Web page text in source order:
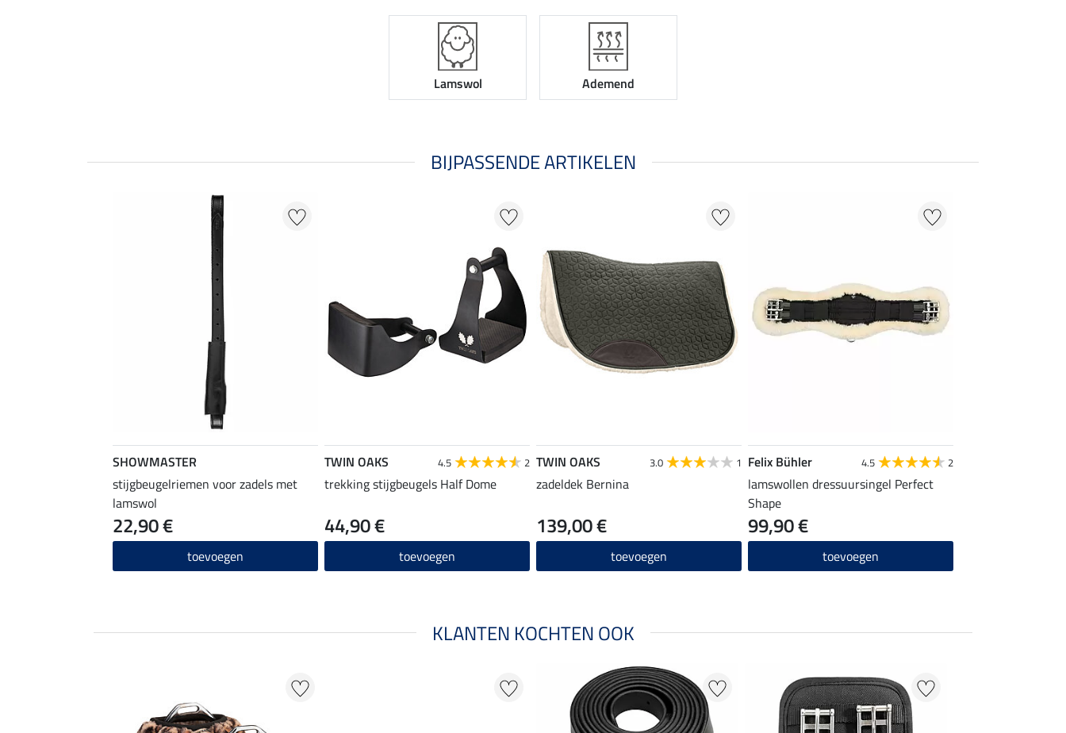
Lamswol Ademend
BIJPASSENDE ARTIKELEN
SHOWMASTER
stijgbeugelriemen voor zadels met
lamswol
22,90 €
toevoegen
TWIN OAKS 4.5 2
trekking stijgbeugels Half Dome
44,90 €
toevoegen
TWIN OAKS 3.0 1
zadeldek Bernina
139,00 €
toevoegen
Felix Bühler 4.5 2
lamswollen dressuursingel Perfect
Shape
99,90 €
toevoegen
KLANTEN KOCHTEN OOK